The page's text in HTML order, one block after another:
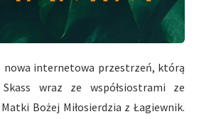
nowa internetowa przestrzeń, którą
wraz ze współsiostrami ze
Bożej Miłosierdzia z Łagiewnik.